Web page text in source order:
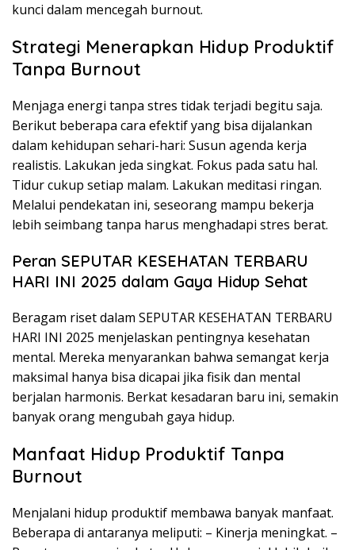
kunci dalam mencegah burnout.
Strategi Menerapkan Hidup Produktif
Tanpa Burnout
Menjaga energi tanpa stres tidak terjadi begitu saja.
Berikut beberapa cara efektif yang bisa dijalankan
dalam kehidupan sehari-hari: Susun agenda kerja
realistis. Lakukan jeda singkat. Fokus pada satu hal.
Tidur cukup setiap malam. Lakukan meditasi ringan.
Melalui pendekatan ini, seseorang mampu bekerja
lebih seimbang tanpa harus menghadapi stres berat.
Peran SEPUTAR KESEHATAN TERBARU
HARI INI 2025 dalam Gaya Hidup Sehat
Beragam riset dalam SEPUTAR KESEHATAN TERBARU
HARI INI 2025 menjelaskan pentingnya kesehatan
mental. Mereka menyarankan bahwa semangat kerja
maksimal hanya bisa dicapai jika fisik dan mental
berjalan harmonis. Berkat kesadaran baru ini, semakin
banyak orang mengubah gaya hidup.
Manfaat Hidup Produktif Tanpa
Burnout
Menjalani hidup produktif membawa banyak manfaat.
Beberapa di antaranya meliputi: – Kinerja meningkat. –